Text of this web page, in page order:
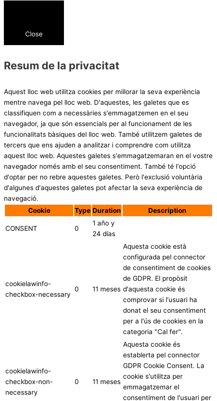
Close
Resum de la privacitat
Aquest lloc web utilitza cookies per millorar la seva experiència
mentre navega pel lloc web. D'aquestes, les galetes que es
classifiquen com a necessàries s'emmagatzemen en el seu
navegador, ja que són essencials per al funcionament de les
funcionalitats bàsiques del lloc web. També utilitzem galetes de
tercers que ens ajuden a analitzar i comprendre com utilitza
aquest lloc web. Aquestes galetes s'emmagatzemaran en el vostre
navegador només amb el seu consentiment. També té l'opció
d'optar per no rebre aquestes galetes. Però l'exclusió voluntària
d'algunes d'aquestes galetes pot afectar la seva experiència de
navegació.
Cookie
Type Duration Description
CONSENT 0
1 año y
24 días
cookielawinfo-
checkbox-necessary
0 11 meses
Aquesta cookie està
configurada pel connector
de consentiment de cookies
de GDPR. El propòsit
d'aquesta cookie és
comprovar si l'usuari ha
donat el seu consentiment
per a l'ús de cookies en la
categoria "Cal fer".
cookielawinfo-
checkbox-non-
necessary
0 11 meses
Aquesta cookie és
establerta pel connector
GDPR Cookie Consent. La
cookie s'utilitza per
emmagatzemar el
consentiment de l'usuari per